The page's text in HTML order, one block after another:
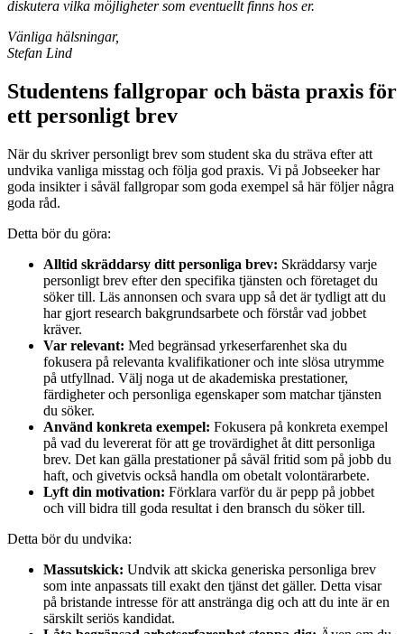
diskutera vilka möjligheter som eventuellt finns hos er.
Vänliga hälsningar,
Stefan Lind
Studentens fallgropar och bästa praxis för
ett personligt brev
När du skriver personligt brev som student ska du sträva efter att
undvika vanliga misstag och följa god praxis. Vi på Jobseeker har
goda insikter i såväl fallgropar som goda exempel så här följer några
goda råd.
Detta bör du göra:
Alltid skräddarsy ditt personliga brev: Skräddarsy varje
personligt brev efter den specifika tjänsten och företaget du
söker till. Läs annonsen och svara upp så det är tydligt att du
har gjort research bakgrundsarbete och förstår vad jobbet
kräver.
Var relevant: Med begränsad yrkeserfarenhet ska du
fokusera på relevanta kvalifikationer och inte slösa utrymme
på utfyllnad. Välj noga ut de akademiska prestationer,
färdigheter och personliga egenskaper som matchar tjänsten
du söker.
Använd konkreta exempel: Fokusera på konkreta exempel
på vad du levererat för att ge trovärdighet åt ditt personliga
brev. Det kan gälla prestationer på såväl fritid som på jobb du
haft, och givetvis också handla om obetalt volontärarbete.
Lyft din motivation: Förklara varför du är pepp på jobbet
och vill bidra till goda resultat i den bransch du söker till.
Detta bör du undvika:
Massutskick: Undvik att skicka generiska personliga brev
som inte anpassats till exakt den tjänst det gäller. Detta visar
på bristande intresse för att anstränga dig och att du inte är en
särskilt seriös kandidat.